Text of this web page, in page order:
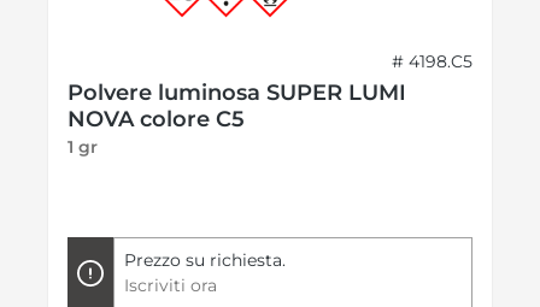
# 4198.C5
Polvere luminosa SUPER LUMI
NOVA colore C5
1 gr
Prezzo su richiesta.
Iscriviti ora